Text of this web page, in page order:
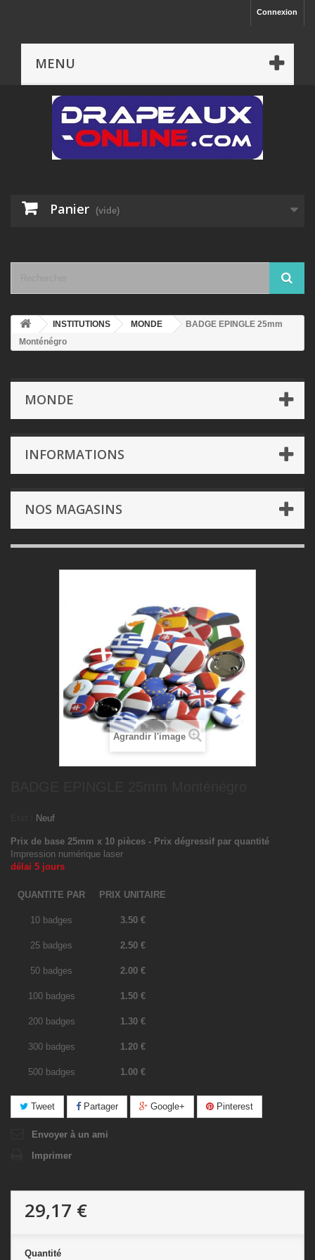
Connexion
MENU
Panier (vide)
INSTITUTIONS MONDE
BADGE EPINGLE 25mm
Monténégro
MONDE
INFORMATIONS
NOS MAGASINS
Agrandir l'image
Neuf
Prix de base 25mm x 10 pièces - Prix dégressif par quantité
Impression numérique laser
délai 5 jours
QUANTITE PAR PRIX UNITAIRE
10 badges 3.50 €
25 badges 2.50 €
50 badges 2.00 €
100 badges 1.50 €
200 badges 1.30 €
300 badges 1.20 €
500 badges 1.00 €
Tweet Partager Google+ Pinterest
Envoyer à un ami
Imprimer
29,17 €
Quantité